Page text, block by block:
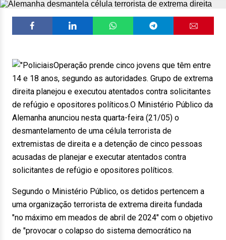
Operação prende cinco jovens que têm entre
14 e 18 anos, segundo as autoridades. Grupo de extrema
direita planejou e executou atentados contra solicitantes
de refúgio e opositores políticos.O Ministério Público da
Alemanha anunciou nesta quarta-feira (21/05) o
desmantelamento de uma célula terrorista de
extremistas de direita e a detenção de cinco pessoas
acusadas de planejar e executar atentados contra
solicitantes de refúgio e opositores políticos.
Segundo o Ministério Público, os detidos pertencem a
uma organização terrorista de extrema direita fundada
"no máximo em meados de abril de 2024" com o objetivo
de "provocar o colapso do sistema democrático na